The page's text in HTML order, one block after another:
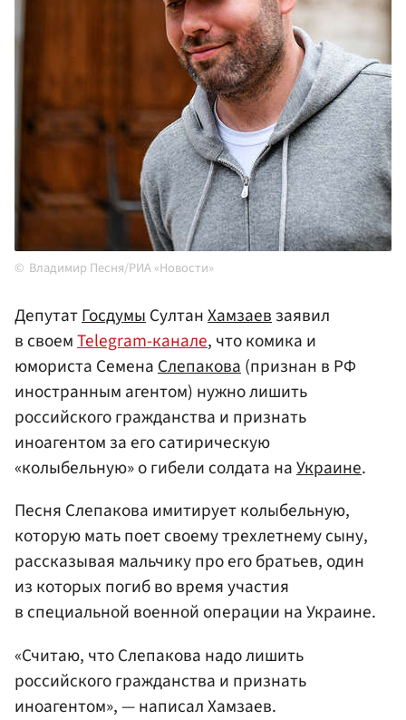
Владимир Песня/РИА «Новости»
ДепутатГосдумыСултанХамзаевзаявил
в своемTelegram-канале, что комика и
юмориста СеменаСлепакова(признан в РФ
иностранным агентом) нужно лишить
российского гражданства и признать
иноагентом за его сатирическую
«колыбельную» о гибели солдата наУкраине.
Песня Слепакова имитирует колыбельную,
которую мать поет своему трехлетнему сыну,
рассказывая мальчику про его братьев, один
из которых погиб во время участия
в специальной военной операции на Украине.
«Считаю, что Слепакова надо лишить
российского гражданства и признать
иноагентом», — написал Хамзаев.